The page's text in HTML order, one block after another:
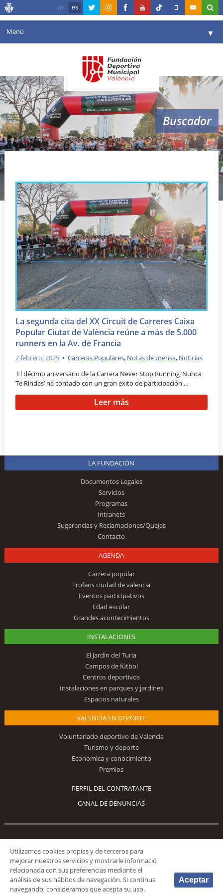
val es
Menú ▼
Agenda
Instalaciones
Comunicación ▼
Valencia en deporte ▼
Reservas
Buscador
Never Stop Running
La segunda cita del XX Circuit de Carreres Caixa
Popular Ciutat de València reúne a más de 5.000
runners en la Av. de Francia
2 febrero, 2025 •Carreras Populares, Notas de prensa, Noticias
El décimo aniversario de la Carrera Never Stop Running ‘Nunca
Te Rindas’ ha contado con un gran éxito de participación …
Leer más
LA FUNDACIÓN
Documentos Legales
Servicios
Programas
Intranets
Sugerencias y Reclamaciones/Quejas
Contacto
AGENDA
Carrera popular
Trofeos ciudad de valencia
Eventos participativos
Edad escolar
Grandes acontecimientos
INSTALACIONES
El Jardín del Turia
Campos de fútbol
Centros deportivos
Instalaciones en parques y jardines
Espacios naturales
VALENCIA EN DEPORTE
Voluntariado deportivo de Valencia
Turismo y deporte
Económica y conocimiento
Premios
PERFIL DEL CONTRATANTE
CANAL DE DENUNCIAS
Síguenos
Utilizamos cookies propias y de terceros para
mejorar nuestros servicios y mostrarle informació
relacionada con sus preferencias mediante el
análisis de sus hábitos de navegación. Si continua
navegando, consideramos que acepta su uso.
Aceptar